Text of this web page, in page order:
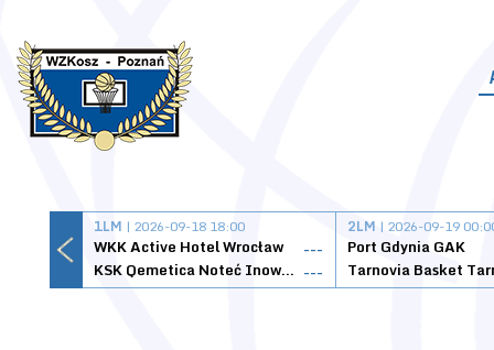
1LM | 2026-09-18 18:00
WKK Active Hotel Wrocław
---
KSK Qemetica Noteć Inowrocław ---
2LM | 2026-09-19
Port Gdynia GAK